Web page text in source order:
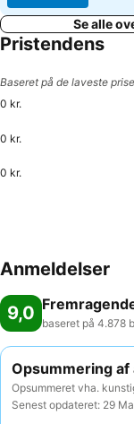
Se alle
Pristendens
Baseret på de laveste
0 kr.
0 kr.
0 kr.
Anmeldelser
9,0 baseret på 4.878
Opsummering
Opsummeret vha.
Senest opdateret: 29